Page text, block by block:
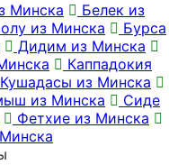
Минска
Белек из
из Минска
Бурса
Дидим из Минска
Каппадокия
Кушадасы из Минска
из Минска
Сиде
Фетхие из Минска